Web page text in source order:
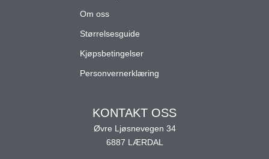
KONTAKT OSS
Øvre Ljøsnevegen 34
6887 LÆRDAL
Om oss
Størrelsesguide
Kjøpsbetingelser
Personvernerklæring